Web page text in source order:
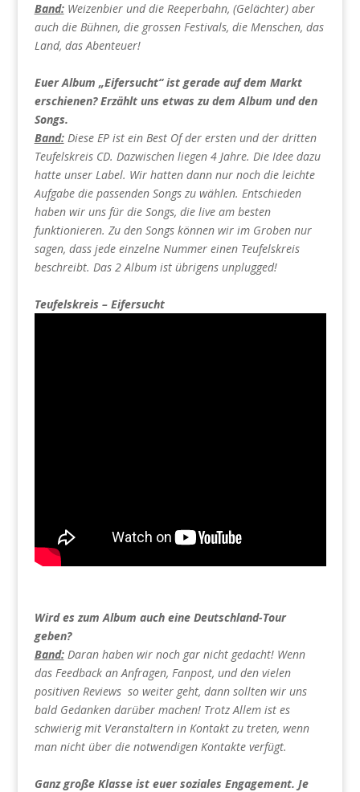
Band:Weizenbier und die Reeperbahn, (Gelächter) aber
auch die Bühnen, die grossen Festivals, die Menschen, das
Land, das Abenteuer!
Euer Album „Eifersucht“ ist gerade auf dem Markt
erschienen? Erzählt uns etwas zu dem Album und den
Songs.
Band:Diese EP ist ein Best Of der ersten und der dritten
Teufelskreis CD. Dazwischen liegen 4 Jahre. Die Idee dazu
hatte unser Label. Wir hatten dann nur noch die leichte
Aufgabe die passenden Songs zu wählen. Entschieden
haben wir uns für die Songs, die live am besten
funktionieren. Zu den Songs können wir im Groben nur
sagen, dass jede einzelne Nummer einen Teufelskreis
beschreibt. Das 2 Album ist übrigens unplugged!
Teufelskreis – Eifersucht
Wird es zum Album auch eine Deutschland-Tour
geben?
Band:Daran haben wir noch gar nicht gedacht! Wenn
das Feedback an Anfragen, Fanpost, und den vielen
positiven Reviews so weiter geht, dann sollten wir uns
bald Gedanken darüber machen! Trotz Allem ist es
schwierig mit Veranstaltern in Kontakt zu treten, wenn
man nicht über die notwendigen Kontakte verfügt.
Ganz große Klasse ist euer soziales Engagement. Je